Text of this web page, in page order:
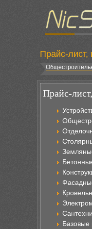
Прайс-лист,
Прайс-
Базовые